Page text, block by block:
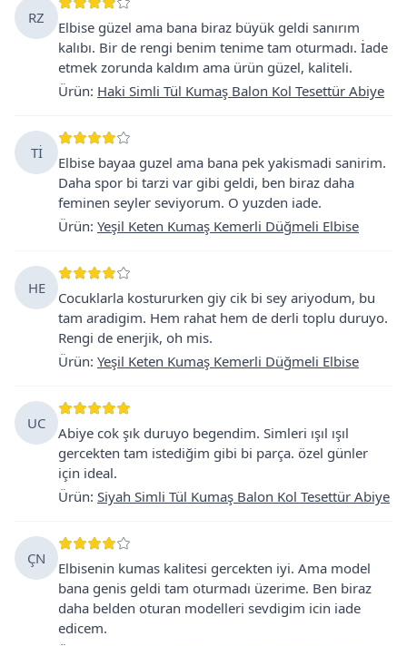
RZ
Elbise güzel ama bana biraz büyük geldi sanırım
kalıbı. Bir de rengi benim tenime tam oturmadı. İade
etmek zorunda kaldım ama ürün güzel, kaliteli.
Ürün: Haki Simli Tül Kumaş Balon Kol Tesettür Abiye
Tİ
Elbise bayaa guzel ama bana pek yakismadi sanirim.
Daha spor bi tarzi var gibi geldi, ben biraz daha
feminen seyler seviyorum. O yuzden iade.
Ürün: Yeşil Keten Kumaş Kemerli Düğmeli Elbise
HE
Cocuklarla kostururken giy cik bi sey ariyodum, bu
tam aradigim. Hem rahat hem de derli toplu duruyo.
Rengi de enerjik, oh mis.
Ürün: Yeşil Keten Kumaş Kemerli Düğmeli Elbise
UC
Abiye cok şık duruyo begendim. Simleri ışıl ışıl
gercekten tam istediğim gibi bi parça. özel günler
için ideal.
Ürün: Siyah Simli Tül Kumaş Balon Kol Tesettür Abiye
ÇN
Elbisenin kumas kalitesi gercekten iyi. Ama model
bana genis geldi tam oturmadı üzerime. Ben biraz
daha belden oturan modelleri sevdigim icin iade
edicem.